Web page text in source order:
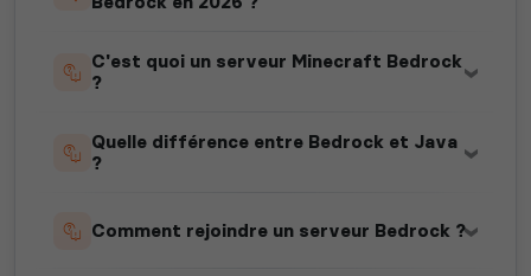
C'est quoi un serveur Minecraft Bedrock
?
Quelle différence entre Bedrock et Java
?
Comment rejoindre un serveur Bedrock ?